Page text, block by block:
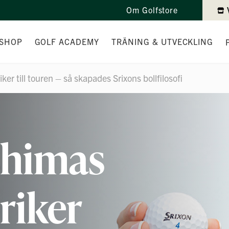
Om Golfstore
GOLF ACADEMY
TEAMET
TRÄNING & UTVECKLING
INDIVIDUELL TRÄNING
NYBÖRJARKURS & GRÖNT KORT
JUNIORTRÄNING
till touren – så skapades Srixons bollfilosofi